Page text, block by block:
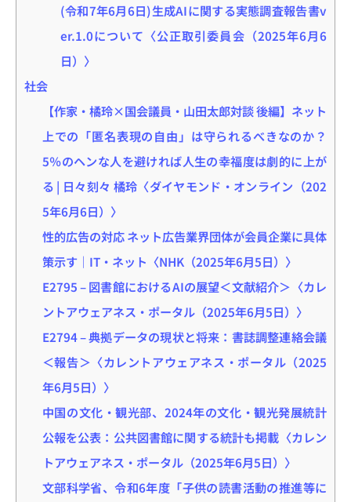
(令和7年6月6日)生成AIに関する実態調査報告書v
er.1.0について〈公正取引委員会（2025年6月6
日）〉
社会
【作家・橘玲×国会議員・山田太郎対談 後編】ネット
上での「匿名表現の自由」は守られるべきなのか？
5％のヘンな人を避ければ人生の幸福度は劇的に上が
る | 日々刻々 橘玲〈ダイヤモンド・オンライン（202
5年6月6日）〉
性的広告の対応 ネット広告業界団体が会員企業に具体
策示す｜IT・ネット〈NHK（2025年6月5日）〉
E2795 – 図書館におけるAIの展望＜文献紹介＞〈カレ
ントアウェアネス・ポータル（2025年6月5日）〉
E2794 – 典拠データの現状と将来：書誌調整連絡会議
＜報告＞〈カレントアウェアネス・ポータル（2025
年6月5日）〉
中国の文化・観光部、2024年の文化・観光発展統計
公報を公表：公共図書館に関する統計も掲載〈カレン
トアウェアネス・ポータル（2025年6月5日）〉
文部科学省、令和6年度「子供の読書活動の推進等に